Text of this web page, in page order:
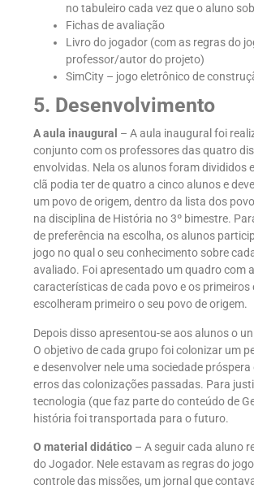
no tabuleiro cada vez que o aluno
Fichas de avaliação
Livro do jogador (com as regras do
professor/autor do projeto)
SimCity – jogo eletrônico de
5. Desenvolvimento
A aula inaugural – A aula inaugural foi
conjunto com os professores das quatro
envolvidas. Nela os alunos foram divididos
clã podia ter de quatro a cinco alunos e
um povo de origem, dentro da lista dos
na disciplina de História no 3º bimestre.
de preferência na escolha, os alunos
jogo no qual o seu conhecimento sobre
avaliado. Foi apresentado um quadro com
características de cada povo e os primeiros
escolheram primeiro o seu povo de origem.
Depois disso apresentou-se aos alunos o
O objetivo de cada grupo foi colonizar um
e desenvolver nele uma sociedade
erros das colonizações passadas. Para
tecnologia (que faz parte do conteúdo de
história foi transportada para o futuro.
O material didático – A seguir cada aluno
do Jogador. Nele estavam as regras do
controle das missões, um jornal que